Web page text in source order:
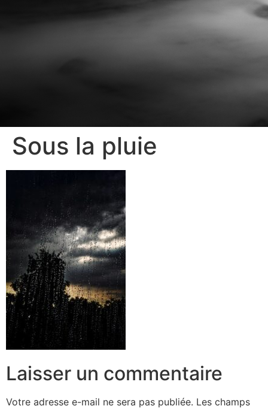
Sous la pluie
Laisser un commentaire
Votre adresse e-mail ne sera pas publiée. Les champs